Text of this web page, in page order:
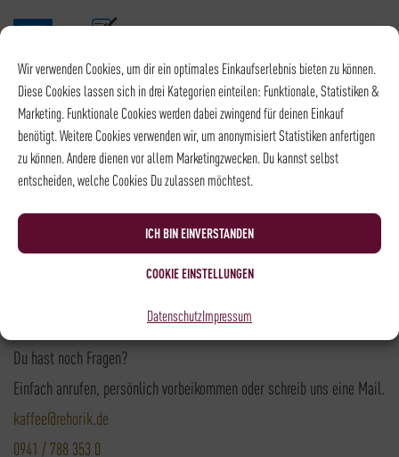
Wir verwenden Cookies, um dir ein optimales Einkaufserlebnis bieten zu können.
Diese Cookies lassen sich in drei Kategorien einteilen: Funktionale, Statistiken &
Marketing. Funktionale Cookies werden dabei zwingend für deinen Einkauf
benötigt. Weitere Cookies verwenden wir, um anonymisiert Statistiken anfertigen
zu können. Andere dienen vor allem Marketingzwecken. Du kannst selbst
entscheiden, welche Cookies Du zulassen möchtest.
ICH BIN EINVERSTANDEN
COOKIE EINSTELLUNGEN
DatenschutzImpressum
Versandpartner
Versandkosten DHL: 6,5 €
Kostenloser Versand mit DHL ab: 55 €
* Alle Preise sind inkl. MwSt., zzgl.Versand
Du hast noch Fragen?
Einfach anrufen, persönlich vorbeikommen oder schreib uns eine Mail.
kaffee@rehorik.de
0941 / 788 353 0